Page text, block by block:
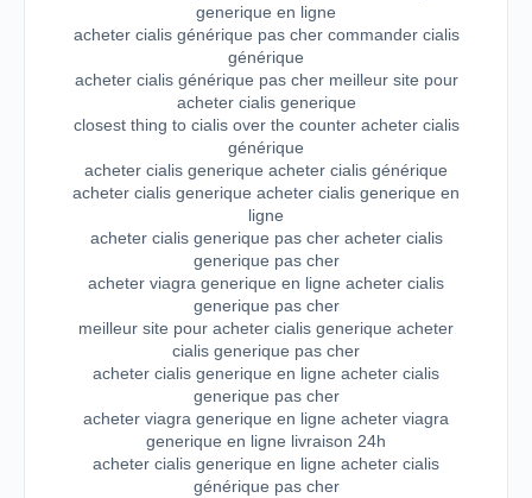
generique en ligne
acheter cialis générique pas cher commander cialis
générique
acheter cialis générique pas cher meilleur site pour
acheter cialis generique
closest thing to cialis over the counter acheter cialis
générique
acheter cialis generique acheter cialis générique
acheter cialis generique acheter cialis generique en
ligne
acheter cialis generique pas cher acheter cialis
generique pas cher
acheter viagra generique en ligne acheter cialis
generique pas cher
meilleur site pour acheter cialis generique acheter
cialis generique pas cher
acheter cialis generique en ligne acheter cialis
generique pas cher
acheter viagra generique en ligne acheter viagra
generique en ligne livraison 24h
acheter cialis generique en ligne acheter cialis
générique pas cher